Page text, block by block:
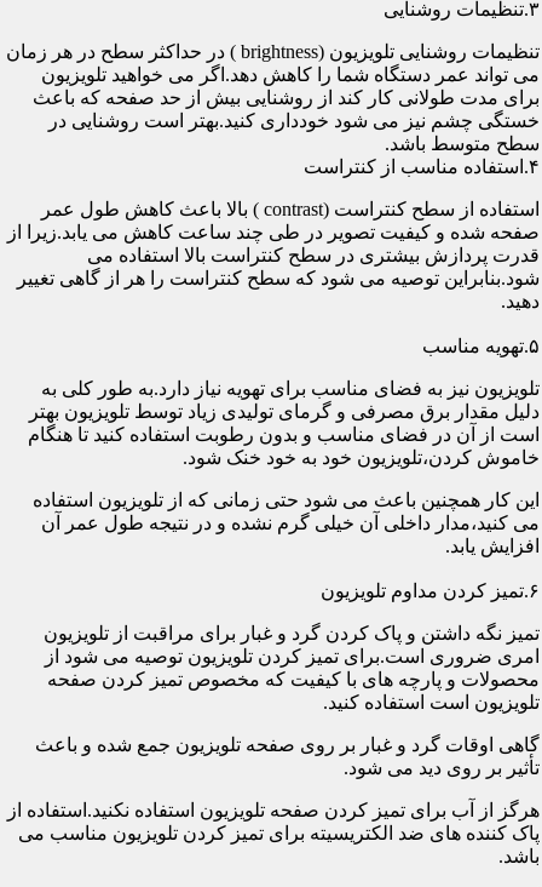
۳.تنظیمات روشنایی
تنظیمات روشنایی تلویزیون (brightness ) در حداکثر سطح در هر زمان
می تواند عمر دستگاه شما را کاهش دهد.اگر می خواهید تلویزیون
برای مدت طولانی کار کند از روشنایی بیش از حد صفحه که باعث
خستگی چشم نیز می شود خودداری کنید.بهتر است روشنایی در
سطح متوسط باشد.
۴.استفاده مناسب از کنتراست
استفاده از سطح کنتراست (contrast ) بالا باعث کاهش طول عمر
صفحه شده و کیفیت تصویر در طی چند ساعت کاهش می یابد.زیرا از
قدرت پردازش بیشتری در سطح کنتراست بالا استفاده می
شود.بنابراین توصیه می شود که سطح کنتراست را هر از گاهی تغییر
دهید.
۵.تهویه مناسب
تلویزیون نیز به فضای مناسب برای تهویه نیاز دارد.به طور کلی به
دلیل مقدار برق مصرفی و گرمای تولیدی زیاد توسط تلویزیون بهتر
است از آن در فضای مناسب و بدون رطوبت استفاده کنید تا هنگام
خاموش کردن،تلویزیون خود به خود خنک شود.
این کار همچنین باعث می شود حتی زمانی که از تلویزیون استفاده
می کنید،مدار داخلی آن خیلی گرم نشده و در نتیجه طول عمر آن
افزایش یابد.
۶.تمیز کردن مداوم تلویزیون
تمیز نگه داشتن و پاک کردن گرد و غبار برای مراقبت از تلویزیون
امری ضروری است.برای تمیز کردن تلویزیون توصیه می شود از
محصولات و پارچه های با کیفیت که مخصوص تمیز کردن صفحه
تلویزیون است استفاده کنید.
گاهی اوقات گرد و غبار بر روی صفحه تلویزیون جمع شده و باعث
تأثیر بر روی دید می شود.
هرگز از آب برای تمیز کردن صفحه تلویزیون استفاده نکنید.استفاده از
پاک کننده های ضد الکتریسیته برای تمیز کردن تلویزیون مناسب می
باشد.